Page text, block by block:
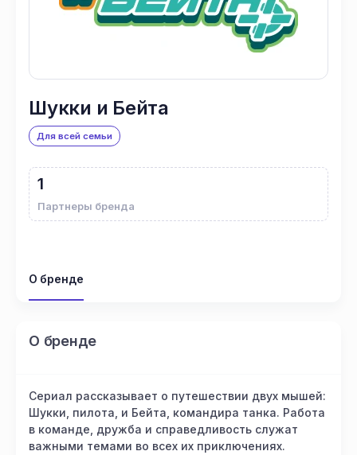
Шукки и Бейта
Для всей семьи
1
Партнеры бренда
О бренде
О бренде
Сериал рассказывает о путешествии двух мышей:
Шукки, пилота, и Бейта, командира танка. Работа
в команде, дружба и справедливость служат
важными темами во всех их приключениях.